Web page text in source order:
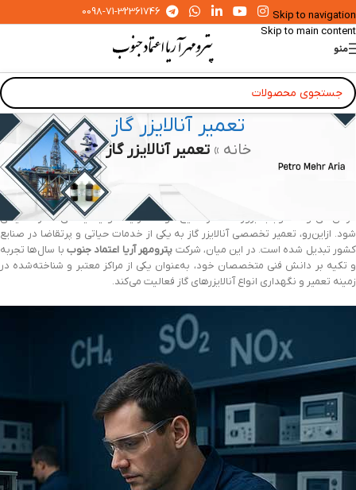
Skip to navigation
Skip to main content
0098-71-32361746
منو
تعمیر آنالایزر گاز
خانه »تعمیر آنالایزر گاز
در صنایع نفت، گاز، پتروشیمی، محیط‌زیست و حتی آزمایشگاه‌های تحقیقاتی،
اندازه‌گیری دقیق ترکیبات گازی از اهمیت بسیار بالایی برخوردار است. ابزار اصلی این کار،
است؛ دستگاهی حساس و پیشرفته که کوچک‌ترین خرابی
در آن می‌تواند موجب بروز خطا در نتایج، توقف فرآیند تولید یا حتی خطرات ایمنی
شود. ازاین‌رو، تعمیر تخصصی آنالایزر گاز به یکی از خدمات حیاتی و پرتقاضا در صنایع
کشور تبدیل شده است. در این میان، شرکت پترومهر آریا اعتماد جنوببا سال‌ها تجربه
و تکیه بر دانش فنی متخصصان خود، به‌عنوان یکی از مراکز معتبر و شناخته‌شده در
زمینه تعمیر و نگهداری انواع آنالایزرهای گاز فعالیت می‌کند.